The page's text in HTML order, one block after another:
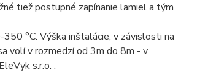
tiež postupné zapínanie lamiel a tým
°C. Výška inštalácie, v závislosti na
volí v rozmedzí od 3m do 8m - v
s.r.o. .